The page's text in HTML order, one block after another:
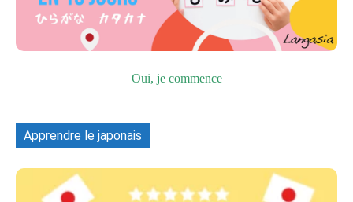
Oui, je commence
Apprendre le japonais